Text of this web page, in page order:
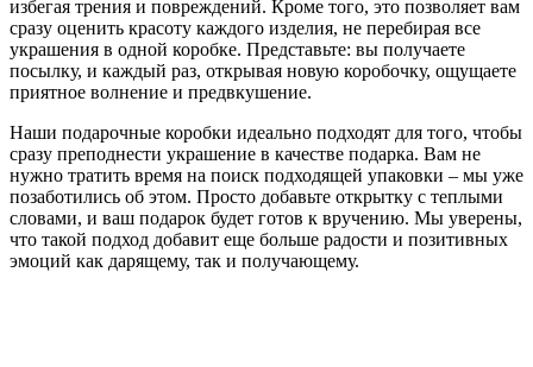
избегая трения и повреждений. Кроме того, это позволяет вам
сразу оценить красоту каждого изделия, не перебирая все
украшения в одной коробке. Представьте: вы получаете
посылку, и каждый раз, открывая новую коробочку, ощущаете
приятное волнение и предвкушение.
Наши подарочные коробки идеально подходят для того, чтобы
сразу преподнести украшение в качестве подарка. Вам не
нужно тратить время на поиск подходящей упаковки – мы уже
позаботились об этом. Просто добавьте открытку с теплыми
словами, и ваш подарок будет готов к вручению. Мы уверены,
что такой подход добавит еще больше радости и позитивных
эмоций как дарящему, так и получающему.